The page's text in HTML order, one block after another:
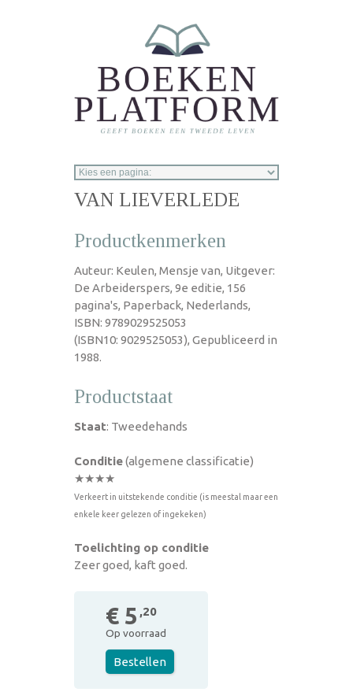
VAN LIEVERLEDE
Productkenmerken
Auteur: Keulen, Mensje van, Uitgever:
De Arbeiderspers, 9e editie, 156
pagina's, Paperback, Nederlands,
ISBN: 9789029525053
(ISBN10: 9029525053), Gepubliceerd in
1988.
Productstaat
Staat: Tweedehands
Conditie(algemene classificatie)
★★★★
Verkeert in uitstekende conditie (is meestal maar een
enkele keer gelezen of ingekeken)
Toelichting op conditie
Zeer goed, kaft goed.
€ 5 ,20
Op voorraad
Bestellen